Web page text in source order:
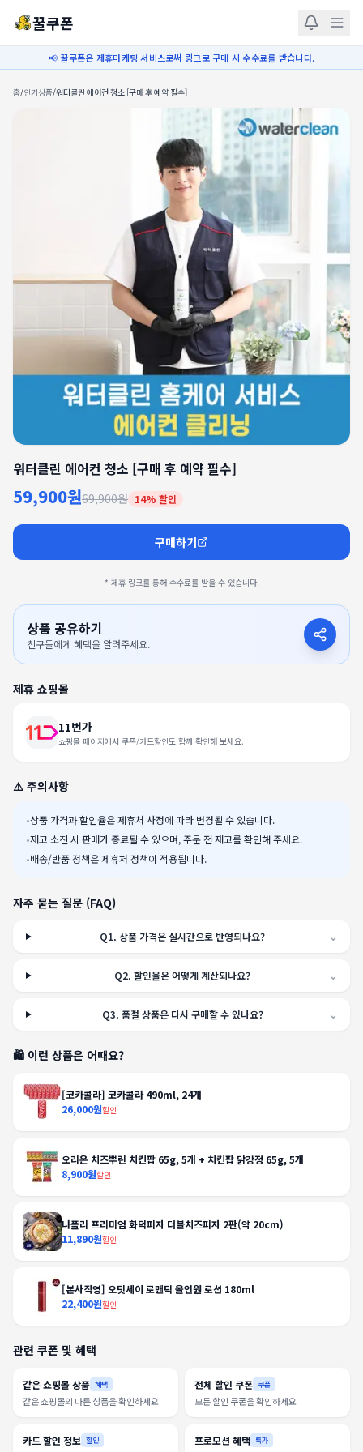
꿀쿠폰
📢 꿀쿠폰은 제휴마케팅 서비스로써 링크로 구매 시 수수료를 받습니다.
홈/인기상품/워터클린 에어컨 청소 [구매 후 예약 필수]
워터클린 에어컨 청소 [구매 후 예약 필수]
59,900원69,900원 14% 할인
구매하기
* 제휴 링크를 통해 수수료를 받을 수 있습니다.
상품 공유하기
친구들에게 혜택을 알려주세요.
제휴 쇼핑몰
11번가
쇼핑몰 페이지에서 쿠폰/카드할인도 함께 확인해 보세요.
⚠️ 주의사항
•상품 가격과 할인율은 제휴처 사정에 따라 변경될 수 있습니다.
•재고 소진 시 판매가 종료될 수 있으며, 주문 전 재고를 확인해 주세요.
•배송/반품 정책은 제휴처 정책이 적용됩니다.
자주 묻는 질문 (FAQ)
Q1.상품 가격은 실시간으로 반영되나요? ⌄
Q2.할인율은 어떻게 계산되나요? ⌄
Q3. 품절 상품은 다시 구매할 수 있나요? ⌄
🛍️ 이런 상품은 어때요?
[코카콜라] 코카콜라 490ml, 24개
26,000원할인
오리온 치즈뿌린 치킨팝 65g, 5개 + 치킨팝 닭강정 65g, 5개
8,900원할인
나폴리 프리미엄 화덕피자 더블치즈피자 2판(약 20cm)
11,890원할인
[본사직영] 오딧세이 로맨틱 올인원 로션 180ml
22,400원할인
관련 쿠폰 및 혜택
같은 쇼핑몰 상품 혜택
같은 쇼핑몰의 다른 상품을 확인하세요
전체 할인 쿠폰 쿠폰
모든 할인 쿠폰을 확인하세요
카드 할인 정보 할인 프로모션 혜택 특가